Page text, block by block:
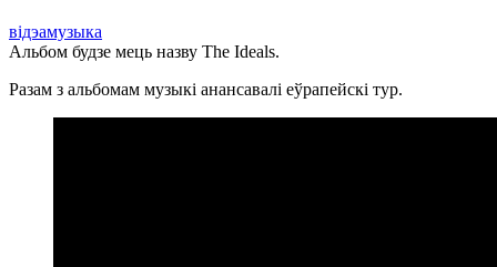
відэамузыка
Альбом будзе мець назву The Ideals.
Разам з альбомам музыкі анансавалі еўрапейскі тур.